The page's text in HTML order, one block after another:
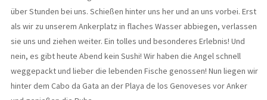
über Stunden bei uns. Schießen hinter uns her und an uns vorbei. Erst
als wir zu unserem Ankerplatz in flaches Wasser abbiegen, verlassen
sie uns und ziehen weiter. Ein tolles und besonderes Erlebnis! Und
nein, es gibt heute Abend kein Sushi! Wir haben die Angel schnell
weggepackt und lieber die lebenden Fische genossen! Nun liegen wir
hinter dem Cabo da Gata an der Playa de los Genoveses vor Anker